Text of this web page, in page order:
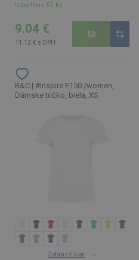
U partnera 57 ks
9.04 €
11.12 € s DPH
B&C | #Inspire E150 /women,
Dámske tričko, biela, XS
Zobraziť viac